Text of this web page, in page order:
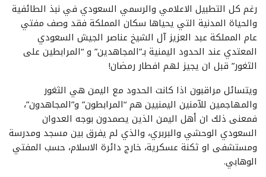
رغم كل التطبيل الاعلامي والرسمي السعودي في نبذ الطائفية
والحياة المدنية التي يحياها سكان المملكة فقد وصف مفتي
عام المملكة عبد العزيز آل الشيخ عناصر الجيش السعودي
المعتدي عند الحدود اليمنية بـ”المجاهدين” و “المرابطين على
الثغور” قبل ان يجيز لهم افطار رمضان!
ويتسائل مراقبون اذا كانت الحدود مع اليمن هي الثغور
والمهاجمين للآمنين اليمنيين هم “المرابطون” و”المجاهدون”،
فمعنى ذلك ان أهل اليمن الذين يصمدون بوجه العدوان
السعودي الوحشي والبربري، والذي لم يفرق بين مسجد ومدرسة
ومستشفى او ثكنة عسكرية، خارج دائرة الاسلام، حسب المفتي
الوهابي.